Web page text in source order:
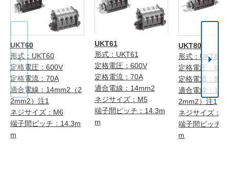
UKT60
形式：UKT60
定格電圧：600V
定格電流：70A
適合電線：14mm2（2
2mm2）注1
ネジサイズ：M6
端子間ピッチ：14.3m
m
UKT61
形式：UKT61
定格電圧：600V
定格電流：70A
適合電線：14mm2
ネジサイズ：M5
端子間ピッチ：14.3m
m
UKT80
形式：UKT80
定格電圧：
定格電流：80A
適合電線：
2mm2）注1
ネジサイズ：
端子間ピッチ
m